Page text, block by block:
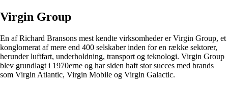
Virgin Group
En af Richard Bransons mest kendte virksomheder er Virgin Group, et
konglomerat af mere end 400 selskaber inden for en række sektorer,
herunder luftfart, underholdning, transport og teknologi. Virgin Group
blev grundlagt i 1970erne og har siden haft stor succes med brands
som Virgin Atlantic, Virgin Mobile og Virgin Galactic.